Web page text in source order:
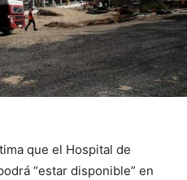
que el Hospital de
“estar disponible” en